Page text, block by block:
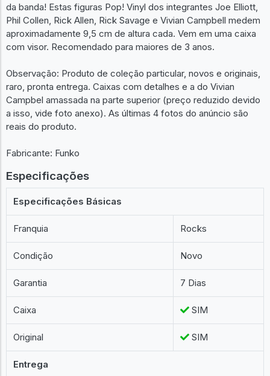
da banda! Estas figuras Pop! Vinyl dos integrantes Joe Elliott,
Phil Collen, Rick Allen, Rick Savage e Vivian Campbell medem
aproximadamente 9,5 cm de altura cada. Vem em uma caixa
com visor. Recomendado para maiores de 3 anos.
Observação: Produto de coleção particular, novos e originais,
raro, pronta entrega. Caixas com detalhes e a do Vivian
Campbel amassada na parte superior (preço reduzido devido
a isso, vide foto anexo). As últimas 4 fotos do anúncio são
reais do produto.
Fabricante: Funko
Especificações
Especificações Básicas
Franquia Rocks
Condição Novo
Garantia 7 Dias
Caixa SIM
Original SIM
Entrega